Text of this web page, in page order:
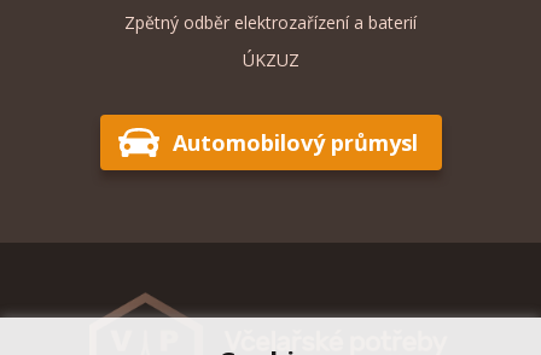
Zpětný odběr elektrozařízení a baterií
ÚKZUZ
Automobilový průmysl